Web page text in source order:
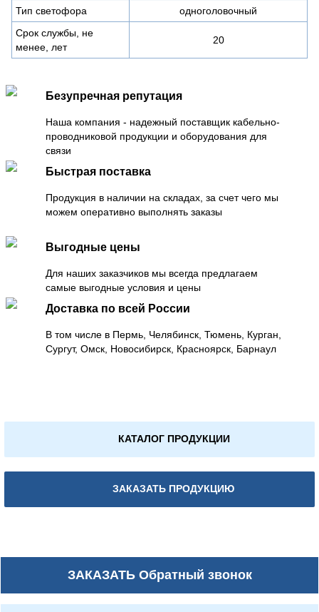
Тип светофора
одноголовочный
Срок службы, не
менее, лет
20
Безупречная репутация
Наша компания - надежный поставщик кабельно-
проводниковой продукции и оборудования для
связи
Быстрая поставка
Продукция в наличии на складах, за счет чего мы
можем оперативно выполнять заказы
Выгодные цены
Для наших заказчиков мы всегда предлагаем
самые выгодные условия и цены
Доставка по всей России
В том числе в Пермь, Челябинск, Тюмень, Курган,
Сургут, Омск, Новосибирск, Красноярск, Барнаул
КАТАЛОГ ПРОДУКЦИИ
ЗАКАЗАТЬ ПРОДУКЦИЮ
ЗАКАЗАТЬОбратный звонок